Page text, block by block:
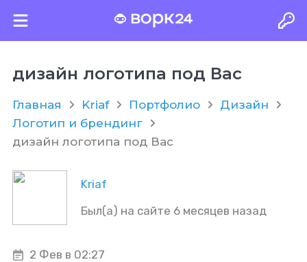
дизайн логотипа под Вас
Главная Kriaf Портфолио
Дизайн
Логотип и брендинг
дизайн логотипа под Вас
Kriaf
Был(а) на сайте 6 месяцев назад
2 Фев в 02:27